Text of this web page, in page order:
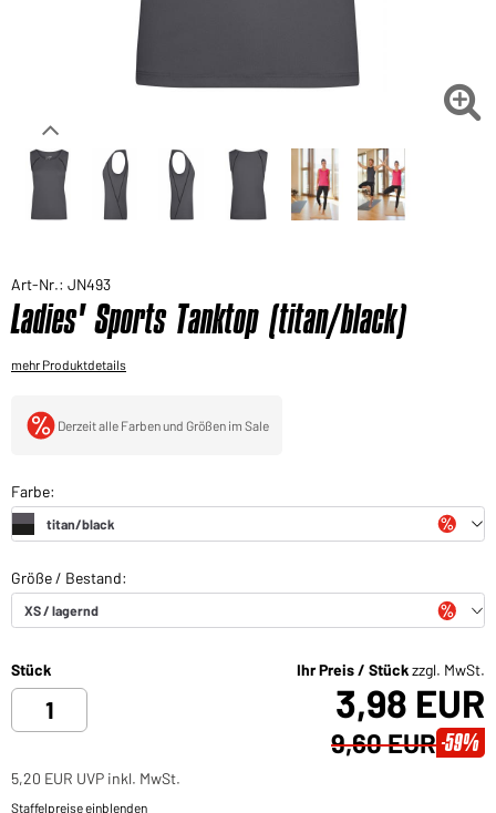
Sie möchten gerne für Ihren privaten Bedarf
Hier geht's zu unserem Endkundenshop 
Art-Nr.: JN493
Ladies' Sports Tanktop (titan/black)
mehr Produktdetails
Derzeit alle Farben und Größen im Sale
Stück Ihr Preis / Stückzzgl. MwSt.
3,98 EUR
9,60 EUR -59%
5,20 EUR UVP inkl. MwSt.
Staffelpreise einblenden